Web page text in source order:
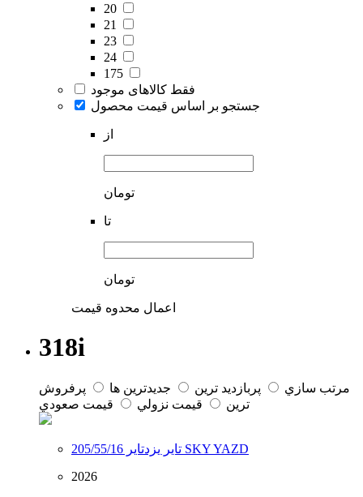
20
21
23
24
175
فقط کالاهای موجود
جستجو بر اساس قیمت محصول
از
تومان
تا
تومان
اعمال محدوه قیمت
318i
مرتب سازي پربازديد ترين جديدترين ها
پرفروش
ترين
قيمت نزولي قيمت صعودي
تایر یزدتایر 205/55/16 SKY YAZD
2026